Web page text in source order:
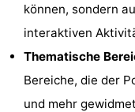
und
trinken
Einkäufen
-
Märkte
können, sondern
interaktiven
Thematische
Bereiche, die der
und mehr